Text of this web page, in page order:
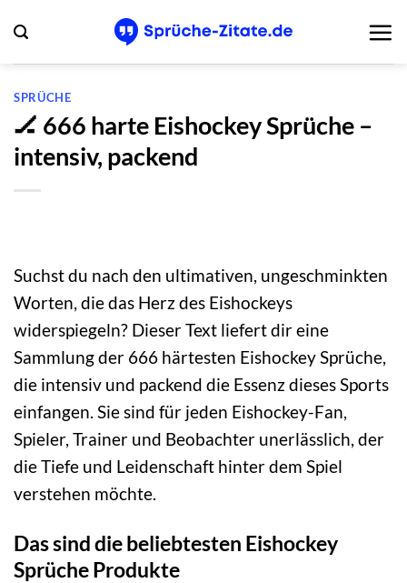
Inhalt
springen
SPRÜCHE
🏒 666 harte Eishockey Sprüche –
intensiv, packend
Suchst du nach den ultimativen, ungeschminkten
Worten, die das Herz des Eishockeys
widerspiegeln? Dieser Text liefert dir eine
Sammlung der 666 härtesten Eishockey Sprüche,
die intensiv und packend die Essenz dieses Sports
einfangen. Sie sind für jeden Eishockey-Fan,
Spieler, Trainer und Beobachter unerlässlich, der
die Tiefe und Leidenschaft hinter dem Spiel
verstehen möchte.
Das sind die beliebtesten Eishockey
Sprüche Produkte